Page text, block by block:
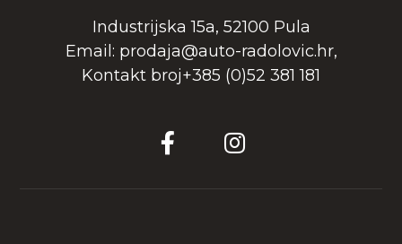
Industrijska 15a, 52100 Pula
Email: prodaja@auto-radolovic.hr,
Kontakt broj+385 (0)52 381 181